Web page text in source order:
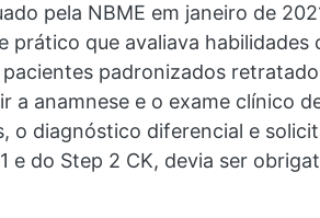
pela NBME em janeiro de
que avaliava habilidades
padronizados
anamnese e o exame clínico
diagnóstico diferencial e
do Step 2 CK, devia ser